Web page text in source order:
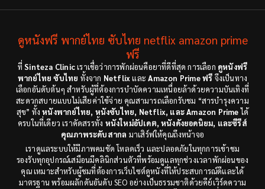
ดูหนังฟรี พากย์ไทย ซับไทย netflix amazon prime
ฟรี
ที่Sinteza Clinicเราเชื่อว่าการพักผ่อนคือยาที่ดีที่สุด การเลือก ดูหนังฟรี
พากย์ไทย ซับไทย ทั้งจาก NetflixและAmazon Prime ฟรี จึงเป็นทาง
เลือกอันดับต้นๆ สำหรับผู้ที่ต้องการบำบัดความเหนื่อยล้าด้วยความบันเทิงที่
สะดวกสบายแบบไม่เสียค่าใช้จ่าย คุณสามารถเลือกรับชม “สารบำรุงความ
สุข” ทั้งหนังพากย์ไทย, หนังซับไทย, Netflix, และ Amazon Primeได้
ครบในที่เดียว เราคัดสรรทั้ง หนังใหม่อัปเดต, หนังดังยอดนิยม, และซีรีส์
คุณภาพระดับสากล มาเสิร์ฟให้คุณถึงหน้าจอ
เราดูแลระบบให้มีภาพคมชัด โหลดเร็ว และปลอดภัยในทุกการเข้าชม
รองรับทุกอุปกรณ์เสมือนมีคลินิกส่วนตัวที่พร้อมดูแลทุกช่วงเวลาพักผ่อนของ
คุณ เหมาะสำหรับผู้ชมที่ต้องการเว็บไซต์ดูหนังที่ให้ประสบการณ์ดีและได้
มาตรฐาน พร้อมผลักดันอันดับ SEO อย่างเป็นธรรมชาติด้วยคีย์เวิร์ดความ